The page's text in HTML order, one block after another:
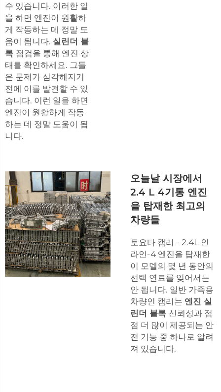
수 있습니다. 이러한 일
을 하면 엔진이 원활하
게 작동하는 데 정말 도
움이 됩니다. 실린더 블
록 점검을 통해 엔진 상
태를 확인하세요. 그들
은 문제가 심각해지기
전에 이를 발견할 수 있
습니다. 이런 일을 하면
엔진이 원활하게 작동
하는 데 정말 도움이 됩
니다.
오늘날 시장에서
2.4 L 4기통 엔진
을 탑재한 최고의
차량들
토요타 캠리 - 2.4L 인
라인-4 엔진을 탑재한
이 모델의 몇 년 동안의
선택 연료를 잊어서는
안 됩니다. 일반 가족용
차량인 캠리는 엔진 실
린더 블록 신뢰성과 점
점 더 많이 제공되는 안
전 기능 중 하나로 알려
져 있습니다.